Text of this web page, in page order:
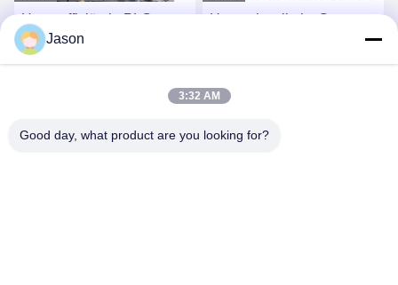
Hoge efficiëntie PLC-
controle Droog mengsel
poeder mortel
zand cement gips mixer
maken machine
Hoog - kwaliteits Grote
Installatie van de Uur de
Droge Mengeling
Jason
3:32 AM
Good day, what product are you looking for?